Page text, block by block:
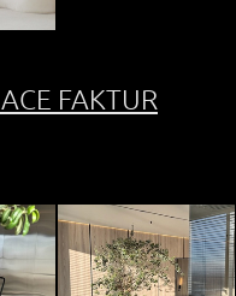
FAKTUR